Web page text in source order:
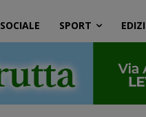
SOCIALE SPORT